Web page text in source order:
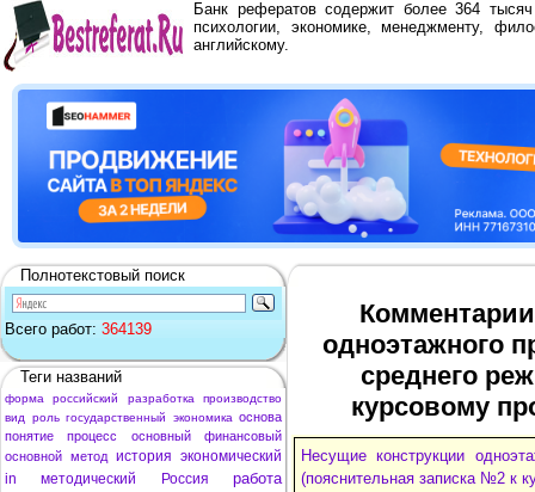
Банк рефератов содержит более 364
психологии, экономике, менеджменту,
английскому.
Полнотекстовый поиск
Всего работ: 364139
Теги названий
форма российский разработка
производство
вид
роль государственный экономика основа
понятие
процесс основный
финансовый
основной метод история экономический
in
методический Россия
работа
одноэтажного
среднего
курсовому
Несущие конструкции
(пояснительная записка №2 к